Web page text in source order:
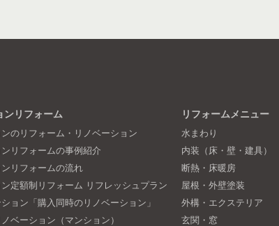
ンリフォーム
のリフォーム・リノベーション
リフォームの事例紹介
リフォームの流れ
定額制リフォーム リフレッシュプラン
ョン「購入同時のリノベーション」
ベーション（マンション）
リフォームメニュー
水まわり
内装（床・壁・建具）
断熱・床暖房
屋根・外壁塗装
外構・エクステリア
玄関・窓